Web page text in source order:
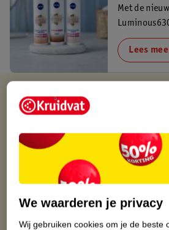
Met de
Lees
Kruidvat is altijd voordelig
Op werkdagen voor 22:00 uur
Gratis thuisbezorgd vanaf 50.00
Gratis retourneren binnen 30 dagen
Gratis punten met je Kruidvat kaart
We waarderen je privacy
Wij gebruiken cookies om je de beste